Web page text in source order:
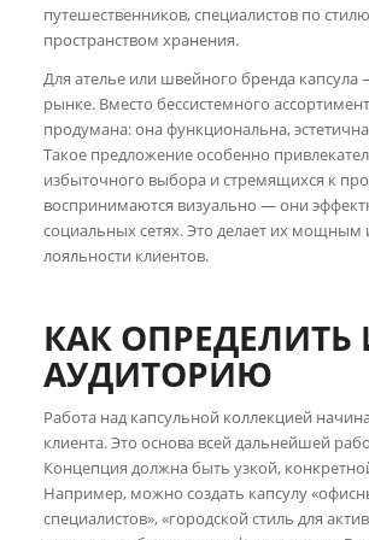
путешественников, специалистов по
пространством хранения.
Для ателье или швейного бренда
рынке. Вместо бессистемного
продумана: она функциональна,
Такое предложение особенно
избыточного выбора и стремящихся к
воспринимаются визуально — они
социальных сетях. Это делает их
лояльности клиентов.
КАК
АУДИТОРИЮ
Работа над капсульной коллекцией
клиента. Это основа всей дальнейшей
Концепция должна быть узкой,
Например, можно создать капсулу
специалистов», «городской стиль для